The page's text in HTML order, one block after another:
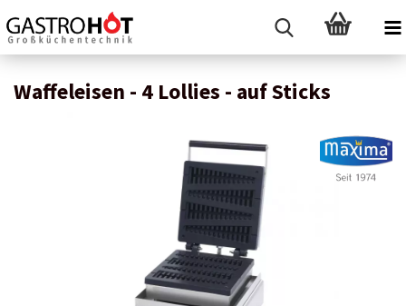
Waffeleisen - 4 Lollies - auf Sticks